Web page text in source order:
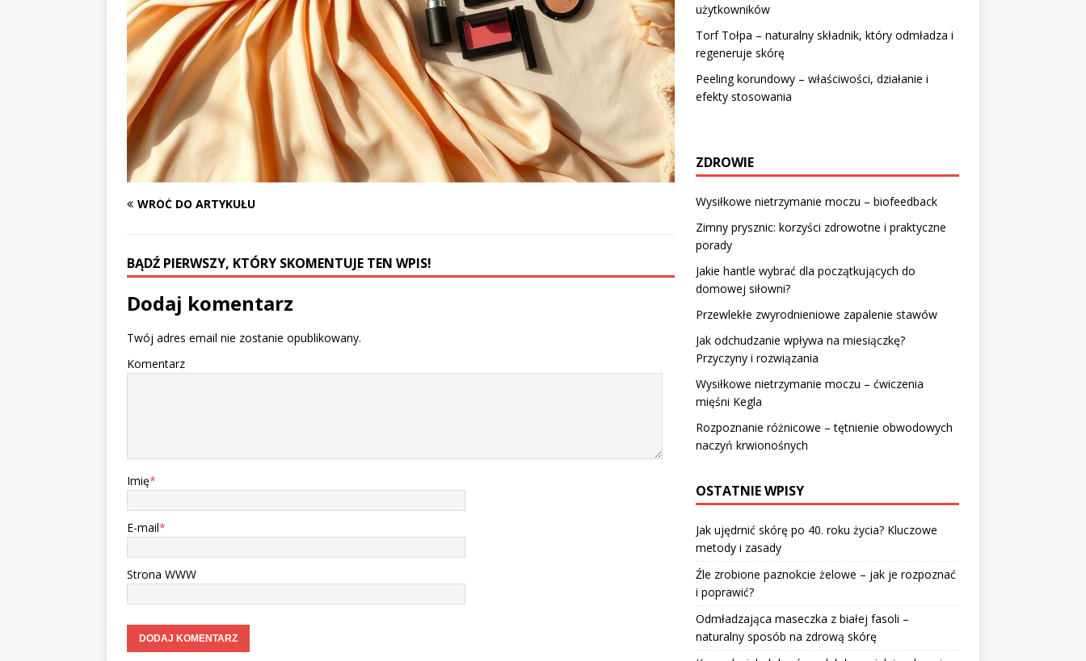
WRÓĆ DO ARTYKUŁU
BĄDŹ PIERWSZY, KTÓRY SKOMENTUJE TEN WPIS!
Dodaj komentarz
Twój adres email nie zostanie opublikowany.
Komentarz
Imię*
E-mail*
Strona WWW
użytkowników
Torf Tołpa – naturalny składnik, który odmładza i
regeneruje skórę
Peeling korundowy – właściwości, działanie i
efekty stosowania
ZDROWIE
Wysiłkowe nietrzymanie moczu – biofeedback
Zimny prysznic: korzyści zdrowotne i praktyczne
porady
Jakie hantle wybrać dla początkujących do
domowej siłowni?
Przewlekłe zwyrodnieniowe zapalenie stawów
Jak odchudzanie wpływa na miesiączkę?
Przyczyny i rozwiązania
Wysiłkowe nietrzymanie moczu – ćwiczenia
mięśni Kegla
Rozpoznanie różnicowe – tętnienie obwodowych
naczyń krwionośnych
OSTATNIE WPISY
Jak ujędrnić skórę po 40. roku życia? Kluczowe
metody i zasady
Źle zrobione paznokcie żelowe – jak je rozpoznać
i poprawić?
Odmładzająca maseczka z białej fasoli –
naturalny sposób na zdrową skórę